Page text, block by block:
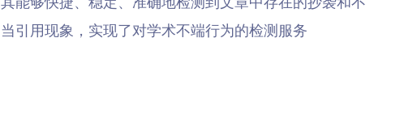
当引用现象，实现了对学术不端行为的检测服务